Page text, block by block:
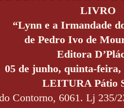
LIVRO
“Lynn e a Irmandade
de Pedro Ivo de
Editora
05 de junho, quinta-feira,
LEITURA Pátio
Contorno, 6061. Lj 235/